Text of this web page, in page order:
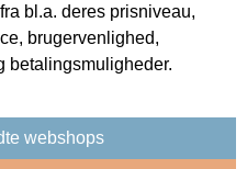
bl.a. deres prisniveau,
brugervenlighed,
betalingsmuligheder.
webshops